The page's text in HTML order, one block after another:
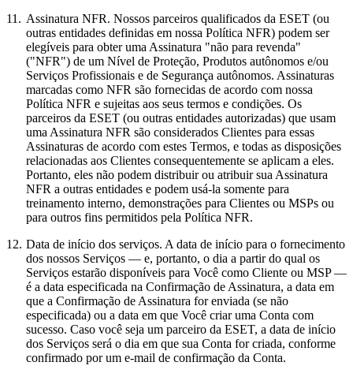
11. Assinatura NFR. Nossos parceiros qualificados da ESET (ou
outras entidades definidas em nossa Política NFR) podem ser
elegíveis para obter uma Assinatura "não para revenda"
("NFR") de um Nível de Proteção, Produtos autônomos e/ou
Serviços Profissionais e de Segurança autônomos. Assinaturas
marcadas como NFR são fornecidas de acordo com nossa
Política NFR e sujeitas aos seus termos e condições. Os
parceiros da ESET (ou outras entidades autorizadas) que usam
uma Assinatura NFR são considerados Clientes para essas
Assinaturas de acordo com estes Termos, e todas as disposições
relacionadas aos Clientes consequentemente se aplicam a eles.
Portanto, eles não podem distribuir ou atribuir sua Assinatura
NFR a outras entidades e podem usá-la somente para
treinamento interno, demonstrações para Clientes ou MSPs ou
para outros fins permitidos pela Política NFR.
12. Data de início dos serviços. A data de início para o fornecimento
dos nossos Serviços — e, portanto, o dia a partir do qual os
Serviços estarão disponíveis para Você como Cliente ou MSP —
é a data especificada na Confirmação de Assinatura, a data em
que a Confirmação de Assinatura for enviada (se não
especificada) ou a data em que Você criar uma Conta com
sucesso. Caso você seja um parceiro da ESET, a data de início
dos Serviços será o dia em que sua Conta for criada, conforme
confirmado por um e-mail de confirmação da Conta.